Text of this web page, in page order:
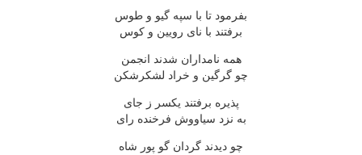
بفرمود تا با سپه گیو و طوس
برفتند با نای رویین و کوس
همه نامداران شدند انجمن
چو گرگین و خراد لشکرشکن
پذیره برفتند یکسر ز جای
به نزد سیاووش فرخنده رای
چو دیدند گردان گو پور شاه